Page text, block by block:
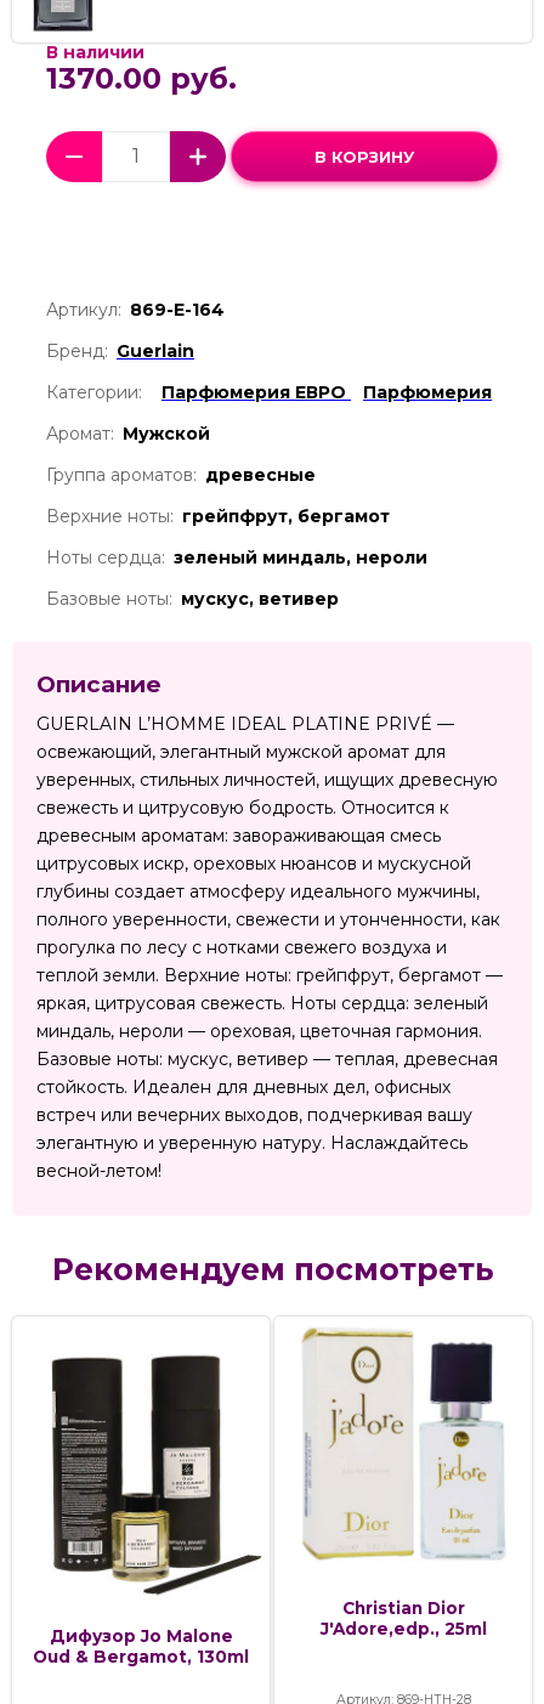
В наличии
1370.00 руб.
В КОРЗИНУ
Артикул: 869-Е-164
Бренд: Guerlain
Категории:
Парфюмерия ЕВРО
Парфюмерия
Аромат: Мужской
Группа ароматов: древесные
Верхние ноты: грейпфрут, бергамот
Ноты сердца: зеленый миндаль, нероли
Базовые ноты: мускус, ветивер
Описание
GUERLAIN L’HOMME IDEAL PLATINE PRIVÉ —
освежающий, элегантный мужской аромат для
уверенных, стильных личностей, ищущих древесную
свежесть и цитрусовую бодрость. Относится к
древесным ароматам: завораживающая смесь
цитрусовых искр, ореховых нюансов и мускусной
глубины создает атмосферу идеального мужчины,
полного уверенности, свежести и утонченности, как
прогулка по лесу с нотками свежего воздуха и
теплой земли. Верхние ноты: грейпфрут, бергамот —
яркая, цитрусовая свежесть. Ноты сердца: зеленый
миндаль, нероли — ореховая, цветочная гармония.
Базовые ноты: мускус, ветивер — теплая, древесная
стойкость. Идеален для дневных дел, офисных
встреч или вечерних выходов, подчеркивая вашу
элегантную и уверенную натуру. Наслаждайтесь
весной-летом!
Рекомендуем посмотреть
Дифузор Jo Malone
Oud & Bergamot, 130ml
Christian Dior
J'Adore,edp., 25ml
Артикул: 869-НТН-28